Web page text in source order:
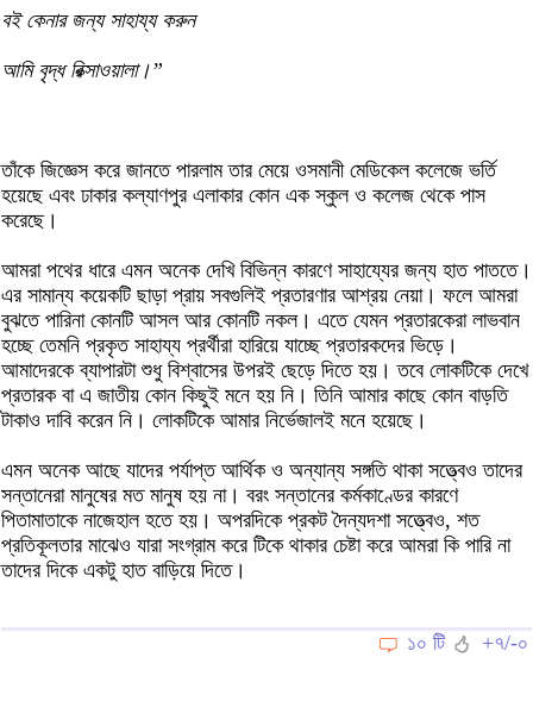
বই কেনার জন্য সাহায্য করুন
আমি বৃদ্ধ রিক্সাওয়ালা।‍‍‌”
তাঁকে জিজ্ঞেস করে জানতে পারলাম তার মেয়ে ওসমানী মেডিকেল কলেজে ভর্তি
হয়েছে এবং ঢাকার কল্যাণপুর এলাকার কোন এক স্কুল ও কলেজ থেকে পাস
করেছে।
আমরা পথের ধারে এমন অনেক দেখি বিভিন্ন কারণে সাহায্যের জন্য হাত পাততে।
এর সামান্য কয়েকটি ছাড়া প্রায় সবগুলিই প্রতারণার আশ্রয় নেয়া। ফলে আমরা
বুঝতে পারিনা কোনটি আসল আর কোনটি নকল। এতে যেমন প্রতারকেরা লাভবান
হচ্ছে তেমনি প্রকৃত সাহায্য প্রর্থীরা হারিয়ে যাচ্ছে প্রতারকদের ভিড়ে।
আমাদেরকে ব্যাপারটা শুধু বিশ্বাসের উপরই ছেড়ে দিতে হয়। তবে লোকটিকে দেখে
প্রতারক বা এ জাতীয় কোন কিছুই মনে হয় নি। তিনি আমার কাছে কোন বাড়তি
টাকাও দাবি করেন নি। লোকটিকে আমার নির্ভেজালই মনে হয়েছে।
এমন অনেক আছে যাদের পর্যাপ্ত আর্থিক ও অন্যান্য সঙ্গতি থাকা সত্ত্বেও তাদের
সন্তানেরা মানুষের মত মানুষ হয় না। বরং সন্তানের কর্মকাণ্ডের কারণে
পিতামাতাকে নাজেহাল হতে হয়। অপরদিকে প্রকট দৈন্যদশা সত্ত্বেও, শত
প্রতিকূলতার মাঝেও যারা সংগ্রাম করে টিকে থাকার চেষ্টা করে আমরা কি পারি না
তাদের দিকে একটু হাত বাড়িয়ে দিতে।
১০ টি +৭/-০